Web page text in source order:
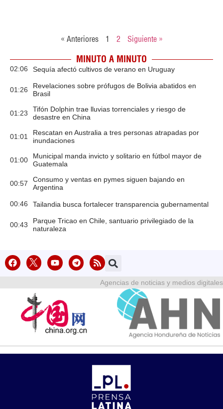
« Anteriores 1 2 Siguiente »
MINUTO A MINUTO
02:06 Sequía afectó cultivos de verano en Uruguay
01:26
Revelaciones sobre prófugos de Bolivia abatidos en
Brasil
01:23
Tifón Dolphin trae lluvias torrenciales y riesgo de
desastre en China
01:01
Rescatan en Australia a tres personas atrapadas por
inundaciones
01:00
Municipal manda invicto y solitario en fútbol mayor de
Guatemala
00:57
Consumo y ventas en pymes siguen bajando en
Argentina
00:46 Tailandia busca fortalecer transparencia gubernamental
00:43
Parque Tricao en Chile, santuario privilegiado de la
naturaleza
Agencias de noticias y medios digitales